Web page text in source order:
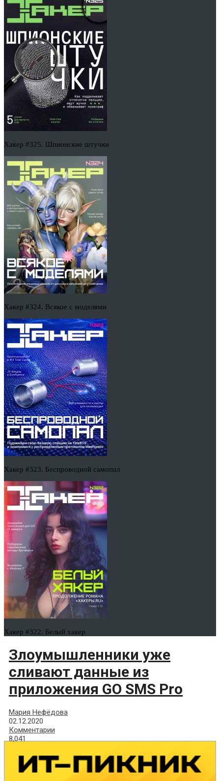
Хакер #325. Шпионские штучки
Хакер #324. Всякое с моделями
Хакер #323. Беспроводной самопал
Хакер #322. Белый хакер
Злоумышленники уже
сливают данные из
приложения GO SMS Pro
Мария Нефёдова
02.12.2020
Комментарии
8,041